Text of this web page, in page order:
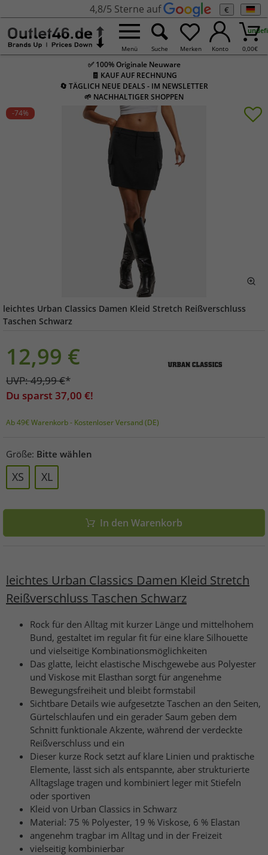
4,8/5 Sterne auf €
Menü Suche Merken Konto 0,00€
✅ 100% Originale Neuware
🧾 KAUF AUF RECHNUNG
🔄 TÄGLICH NEUE DEALS - IM NEWSLETTER
🌱 NACHHALTIGER SHOPPEN
-74%
leichtes Urban Classics Damen Kleid Stretch Reißverschluss
Taschen Schwarz
12,99 €
UVP:49,99€*
Du sparst 37,00 €!
Ab 49€ Warenkorb - Kostenloser Versand (DE)
Größe: Bitte wählen
XS XL
In den Warenkorb
leichtes Urban Classics Damen Kleid Stretch
Reißverschluss Taschen Schwarz
Rock für den Alltag mit kurzer Länge und mittelhohem
Bund, gestaltet im regular fit für eine klare Silhouette
und vielseitige Kombinationsmöglichkeiten
Das glatte, leicht elastische Mischgewebe aus Polyester
und Viskose mit Elasthan sorgt für angenehme
Bewegungsfreiheit und bleibt formstabil
Sichtbare Details wie aufgesetzte Taschen an den Seiten,
Gürtelschlaufen und ein gerader Saum geben dem
Schnitt funktionale Akzente, während der verdeckte
Reißverschluss und ein
Dieser kurze Rock setzt auf klare Linien und praktische
Elemente, lässt sich als entspannte, aber strukturierte
Alltagslage tragen und kombiniert leger mit Stiefeln
oder sportiven
Kleid von Urban Classics in Schwarz
Material: 75 % Polyester, 19 % Viskose, 6 % Elastan
angenehm tragbar im Alltag und in der Freizeit
vielseitig kombinierbar